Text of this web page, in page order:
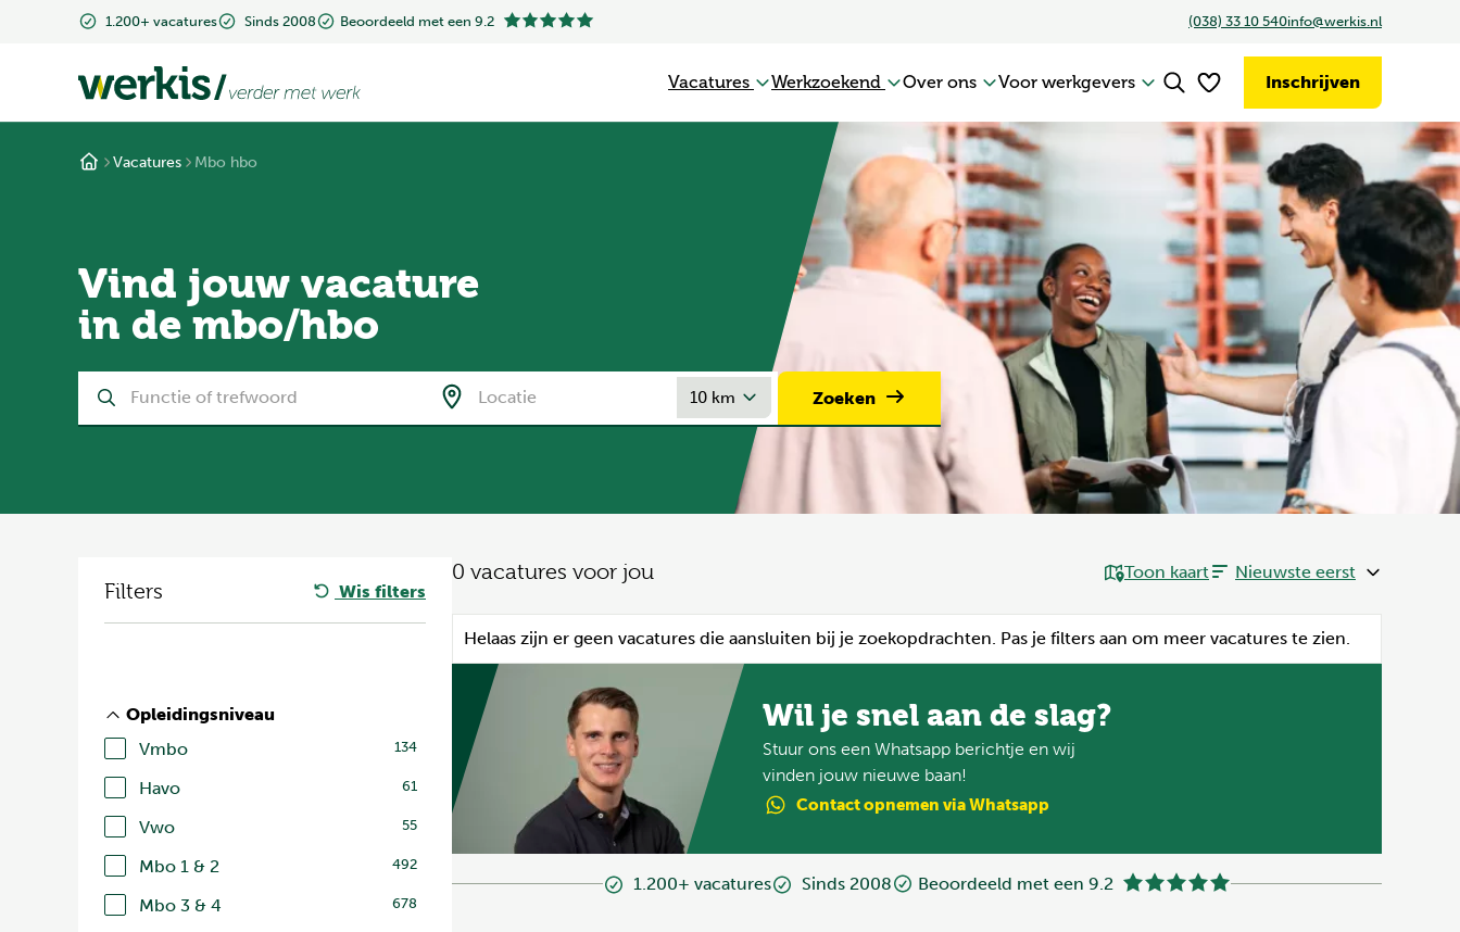
1.200+ vacatures Sinds 2008 Beoordeeld met een 9.2 (038) 33 10 540info@werkis.nl
Vacatures Werkzoekend Over ons Voor werkgevers Inschrijven
Vacatures Mbo hbo
Vind jouw vacature
in de mbo/hbo
Zoeken
Filters Wis filters
Opleidingsniveau
Vmbo
134
Havo 61
Vwo 55
Mbo 1 & 2 492
Mbo 3 & 4 678
0 vacatures voor jou Toon kaart
Helaas zijn er geen vacatures die aansluiten bij je zoekopdrachten. Pas je filters aan om meer vacatures te zien.
Wil je snel aan de slag?
Stuur ons een Whatsapp berichtje en wij
vinden jouw nieuwe baan!
Contactopnemen via Whatsapp
1.200+ vacatures Sinds 2008 Beoordeeld met een 9.2